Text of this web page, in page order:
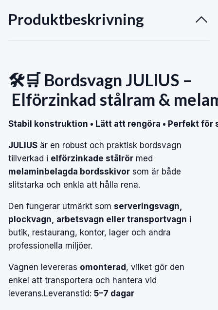
Produktbeskrivning
🛠️🛒 Bordsvagn JULIUS –
Elförzinkad stålram &
Stabil konstruktion • Lätt att rengöra • Perfekt för
JULIUS är en robust och praktisk bordsvagn
tillverkad i elförzinkade stålrör med
melaminbelagda bordsskivor som är både
slitstarka och enkla att hålla rena.
Den fungerar utmärkt som serveringsvagn,
plockvagn, arbetsvagn eller transportvagn i
butik, restaurang, kontor, lager och andra
professionella miljöer.
Vagnen levereras omonterad, vilket gör den
enkel att transportera och hantera vid
leverans.Leveranstid: 5–7 dagar